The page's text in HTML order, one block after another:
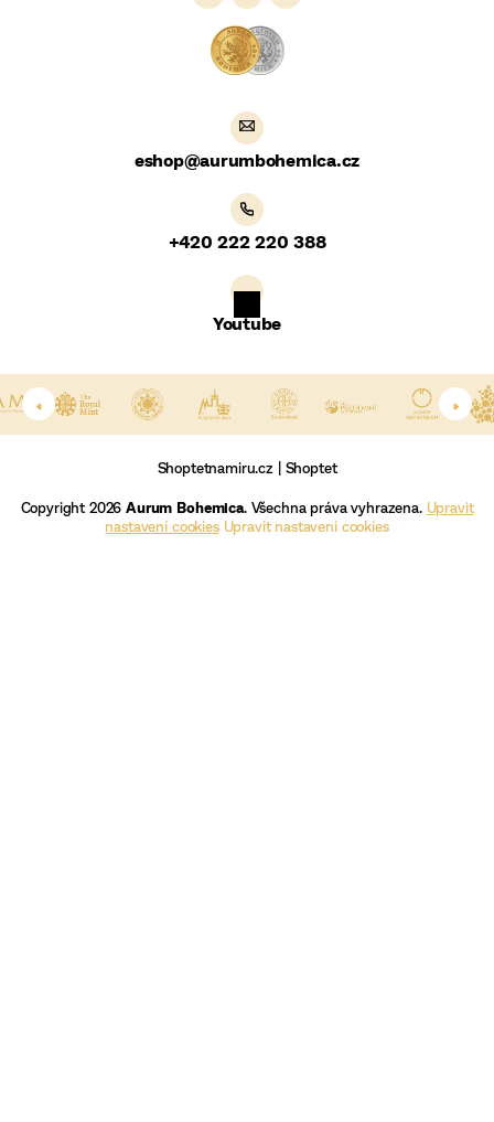
eshop@aurumbohemica.cz
+420 222 220 388
Youtube
Shoptetnamiru.cz | Shoptet
Copyright 2026Aurum Bohemica. Všechna práva vyhrazena. Upravit
nastavení cookies Upravit nastavení cookies